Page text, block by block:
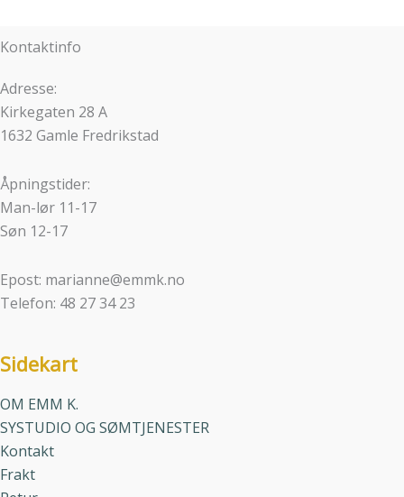
Kontaktinfo
Adresse:
Kirkegaten 28 A
1632 Gamle Fredrikstad
Åpningstider:
Man-lør 11-17
Søn 12-17
Epost: marianne@emmk.no
Telefon: 48 27 34 23
Sidekart
OM EMM K.
SYSTUDIO OG SØMTJENESTER
Kontakt
Frakt